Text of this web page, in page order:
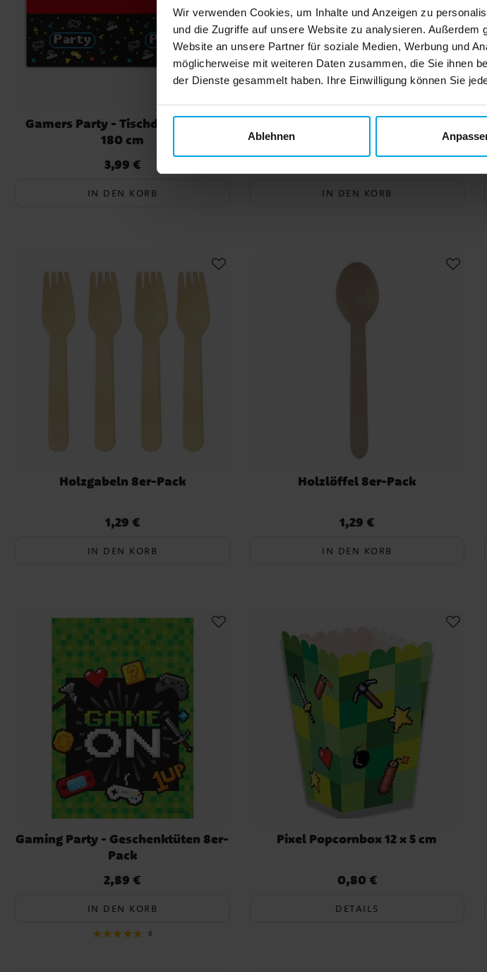
Wir verwenden Cookies, um Inhalte und Anzeigen zu
und die Zugriffe auf unsere Website zu analysieren.
Website an unsere Partner für soziale Medien, Werbung und
möglicherweise mit weiteren Daten zusammen, die Sie ihnen
der Dienste gesammelt haben. Ihre Einwilligung können Sie
Ablehnen
Gamers Party - Tischdecke 120 x
180 cm
Preis:3,99 €
3,99 €
IN DEN KORB
Plastbesteck Schwarz 18er-Pack
IN DEN KORB
Holzgabeln 8er-Pack
Preis:1,29 €
1,29 €
IN DEN KORB
Holzlöffel 8er-Pack
Preis:1,29 €
1,29 €
IN DEN KORB
Gaming Party - Geschenktüten 8er-
Pack
Preis:2,89 €
2,89 €
IN DEN KORB
6
Pixel Popcornbox 12 x 5 cm
Preis:0,80 €
0,80 €
DETAILS